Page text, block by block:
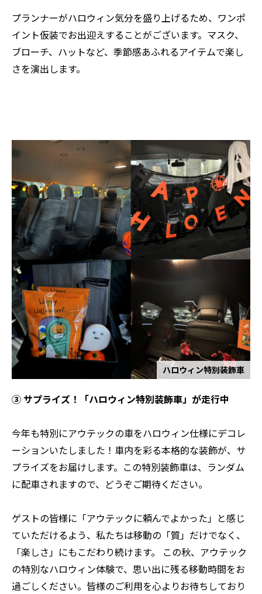
プランナーがハロウィン気分を盛り上げるため、ワンポ
イント仮装でお出迎えすることがございます。マスク、
ブローチ、ハットなど、季節感あふれるアイテムで楽し
さを演出します。
ハロウィン特別装飾車
③ サプライズ！「ハロウィン特別装飾車」が走行中
今年も特別にアウテックの車をハロウィン仕様にデコレ
ーションいたしました！車内を彩る本格的な装飾が、サ
プライズをお届けします。この特別装飾車は、ランダム
に配車されますので、どうぞご期待ください。
ゲストの皆様に「アウテックに頼んでよかった」と感じ
ていただけるよう、私たちは移動の「質」だけでなく、
「楽しさ」にもこだわり続けます。 この秋、アウテック
の特別なハロウィン体験で、思い出に残る移動時間をお
過ごしください。皆様のご利用を心よりお待ちしており